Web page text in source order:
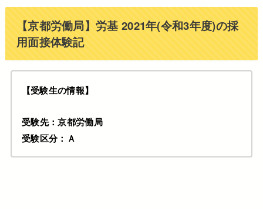
【京都労働局】労基 2021年(令和3年度)の採
用面接体験記
【受験生の情報】
受験先：京都労働局
受験区分：Ａ